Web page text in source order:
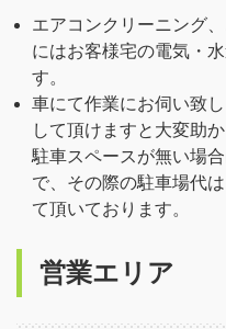
エアコンクリーニング
にはお客様宅の電気・
す。
車にて作業にお伺い致
して頂けますと大変助か
駐車スペースが無い場
で、その際の駐車場代
て頂いております。
営業エリア